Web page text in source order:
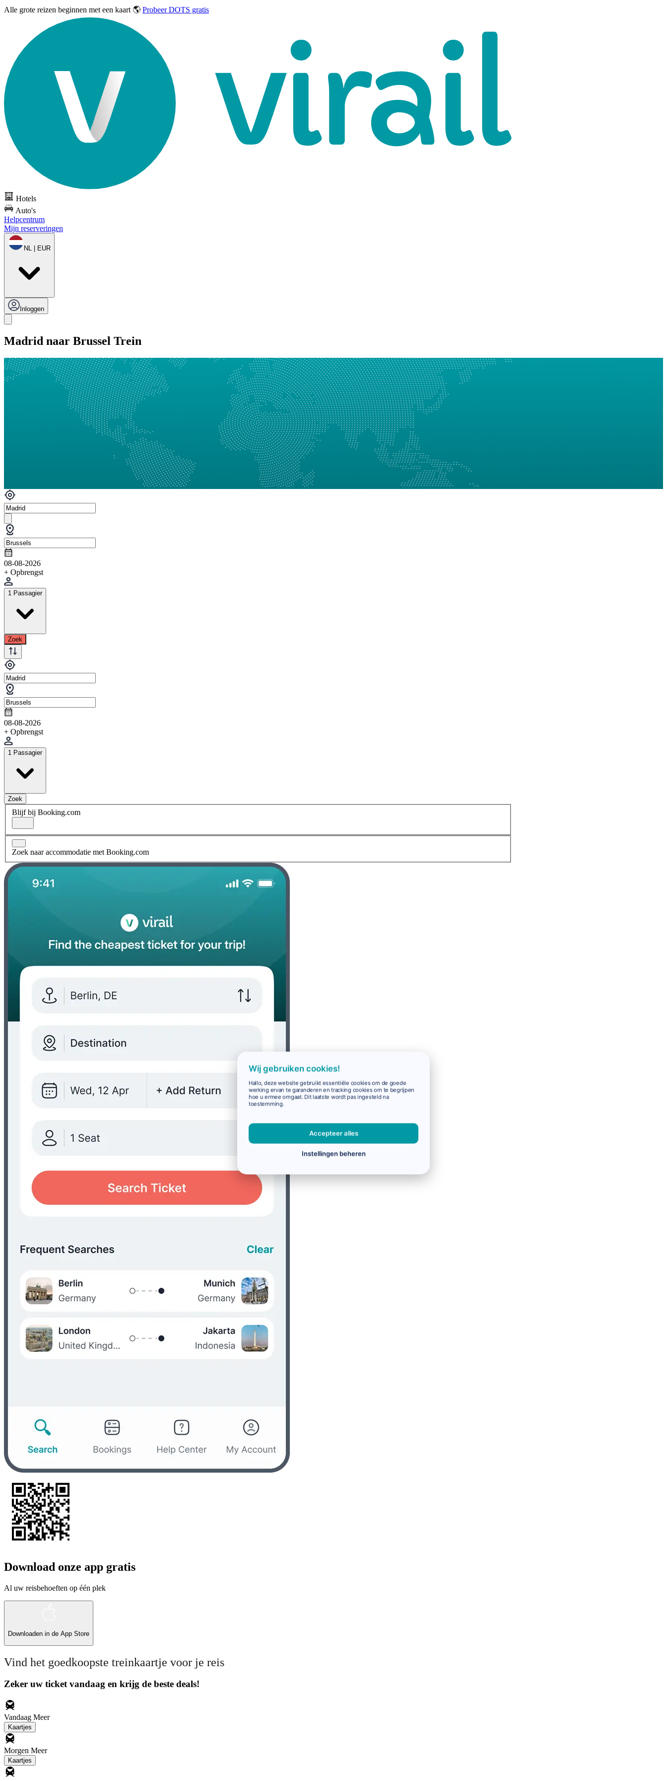
Alle grote reizen beginnen met een kaart 🌎 Probeer DOTS gratis
Hotels
Auto's
Helpcentrum
Mijn reserveringen
NL | EUR
Inloggen
Madrid naar Brussel Trein
08-08-2026
+ Opbrengst
1 Passagier
Zoek
08-08-2026
+ Opbrengst
1 Passagier
Zoek
Blijf bij Booking.com
Zoek naar accommodatie met Booking.com
Download onze app gratis
Al uw reisbehoeften op één plek
Downloaden in de App Store
Vind het goedkoopste treinkaartje voor je reis
Zeker uw ticket vandaag en krijg de beste deals!
Vandaag Meer
Kaartjes
Morgen Meer
Kaartjes
Wij gebruiken cookies!
Hallo, deze website gebruikt essentiële cookies om de goede
werking ervan te garanderen en tracking cookies om te begrijpen
hoe u ermee omgaat. Dit laatste wordt pas ingesteld na
toestemming.
Accepteer alles
Instellingen beheren